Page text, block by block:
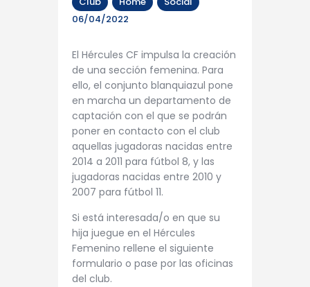
06/04/2022
El Hércules CF impulsa la creación
de una sección femenina. Para
ello, el conjunto blanquiazul pone
en marcha un departamento de
captación con el que se podrán
poner en contacto con el club
aquellas jugadoras nacidas entre
2014 a 2011 para fútbol 8, y las
jugadoras nacidas entre 2010 y
2007 para fútbol 11.
Si está interesada/o en que su
hija juegue en el Hércules
Femenino rellene el siguiente
formulario o pase por las oficinas
del club.